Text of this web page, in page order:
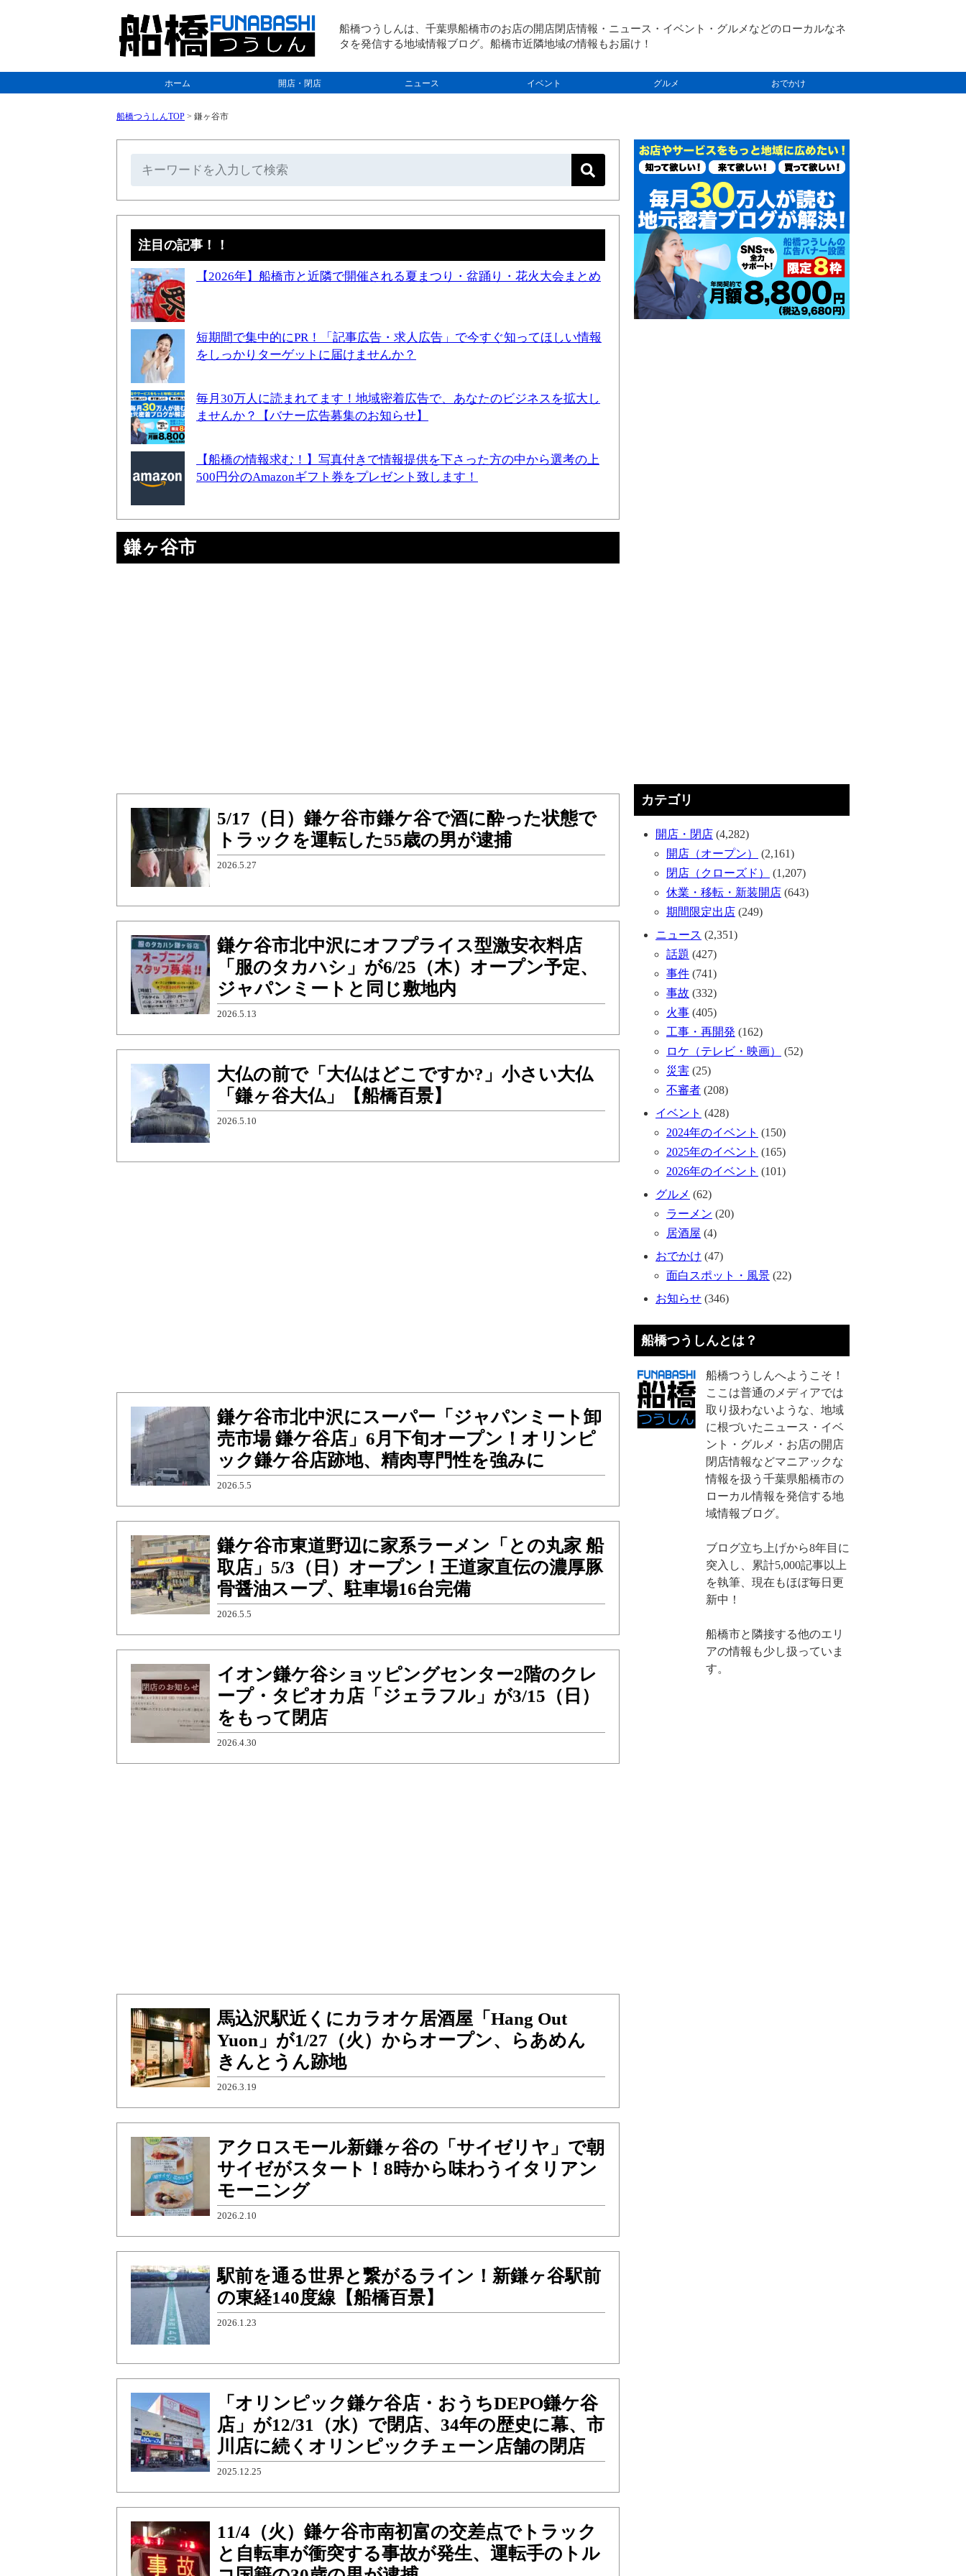
船橋つうしんは、千葉県船橋市のお店の開店閉店情報・ニュース・イベント・グルメなどのローカルなネ
タを発信する地域情報ブログ。船橋市近隣地域の情報もお届け！
ホーム 開店・閉店 ニュース イベント グルメ おでかけ
船橋つうしんTOP > 鎌ヶ谷市
注目の記事！！
【2026年】船橋市と近隣で開催される夏まつり・盆踊り・花火大会まとめ
短期間で集中的にPR！「記事広告・求人広告」で今すぐ知ってほしい情報
をしっかりターゲットに届けませんか？
毎月30万人に読まれてます！地域密着広告で、あなたのビジネスを拡大し
ませんか？【バナー広告募集のお知らせ】
【船橋の情報求む！】写真付きで情報提供を下さった方の中から選考の上
500円分のAmazonギフト券をプレゼント致します！
鎌ヶ谷市
5/17（日）鎌ケ谷市鎌ケ谷で酒に酔った状態で
トラックを運転した55歳の男が逮捕
2026.5.27
鎌ケ谷市北中沢にオフプライス型激安衣料店
「服のタカハシ」が6/25（木）オープン予定、
ジャパンミートと同じ敷地内
2026.5.13
大仏の前で「大仏はどこですか?」小さい大仏
「鎌ヶ谷大仏」【船橋百景】
2026.5.10
鎌ケ谷市北中沢にスーパー「ジャパンミート卸
売市場 鎌ケ谷店」6月下旬オープン！オリンピ
ック鎌ケ谷店跡地、精肉専門性を強みに
2026.5.5
鎌ケ谷市東道野辺に家系ラーメン「との丸家 船
取店」5/3（日）オープン！王道家直伝の濃厚豚
骨醤油スープ、駐車場16台完備
2026.5.5
イオン鎌ケ谷ショッピングセンター2階のクレ
ープ・タピオカ店「ジェラフル」が3/15（日）
をもって閉店
2026.4.30
馬込沢駅近くにカラオケ居酒屋「Hang Out
Yuon」が1/27（火）からオープン、らあめん
きんとうん跡地
2026.3.19
アクロスモール新鎌ヶ谷の「サイゼリヤ」で朝
サイゼがスタート！8時から味わうイタリアン
モーニング
2026.2.10
駅前を通る世界と繋がるライン！新鎌ヶ谷駅前
の東経140度線【船橋百景】
2026.1.23
「オリンピック鎌ケ谷店・おうちDEPO鎌ケ谷
店」が12/31（水）で閉店、34年の歴史に幕、市
川店に続くオリンピックチェーン店舗の閉店
2025.12.25
11/4（火）鎌ケ谷市南初富の交差点でトラック
と自転車が衝突する事故が発生、運転手のトル
カテゴリ
開店・閉店 (4,282)
開店（オープン）
(2,161)
閉店（クローズド）
(1,207)
休業・移転・新装開店 (643)
期間限定出店 (249)
ニュース (2,351)
話題 (427)
事件 (741)
事故 (332)
火事 (405)
工事・再開発 (162)
ロケ（テレビ・映画）
(52)
災害 (25)
不審者 (208)
イベント (428)
2024年のイベント (150)
2025年のイベント (165)
2026年のイベント (101)
グルメ (62)
ラーメン (20)
居酒屋 (4)
おでかけ (47)
面白スポット・風景 (22)
お知らせ (346)
船橋つうしんとは？
船橋つうしんへようこそ！
ここは普通のメディアでは
取り扱わないような、地域
に根づいたニュース・イベ
ント・グルメ・お店の開店
閉店情報などマニアックな
情報を扱う千葉県船橋市の
ローカル情報を発信する地
域情報ブログ。
ブログ立ち上げから8年目に
突入し、累計5,000記事以上
を執筆、現在もほぼ毎日更
新中！
船橋市と隣接する他のエリ
アの情報も少し扱っていま
す。